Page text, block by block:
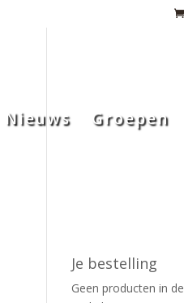
Nieuws Groepen
Je bestelling
Geen producten in de